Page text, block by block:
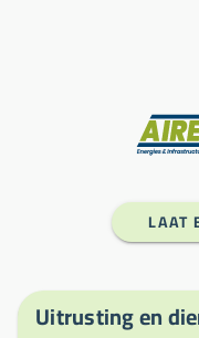
LAAT
Uitrusting en